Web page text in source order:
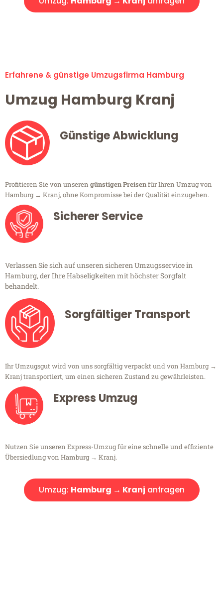
Erfahrene & günstige Umzugsfirma Hamburg
Umzug Hamburg Kranj
Günstige Abwicklung
Profitieren Sie von unseren günstigen Preisenfür Ihren Umzug von
Hamburg → Kranj, ohne Kompromisse bei der Qualität einzugehen.
Sicherer Service
Verlassen Sie sich auf unseren sicheren Umzugsservice in
Hamburg, der Ihre Habseligkeiten mit höchster Sorgfalt
behandelt.
Sorgfältiger Transport
Ihr Umzugsgut wird von uns sorgfältig verpackt und von Hamburg →
Kranj transportiert, um einen sicheren Zustand zu gewährleisten.
Express Umzug
Nutzen Sie unseren Express-Umzug für eine schnelle und effiziente
Übersiedlung von Hamburg → Kranj.
Umzug: Hamburg → Kranj anfragen